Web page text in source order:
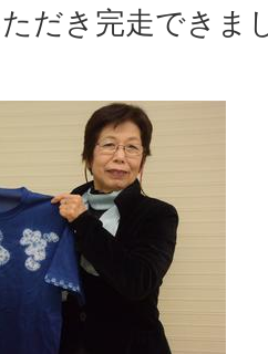
だき完走できま